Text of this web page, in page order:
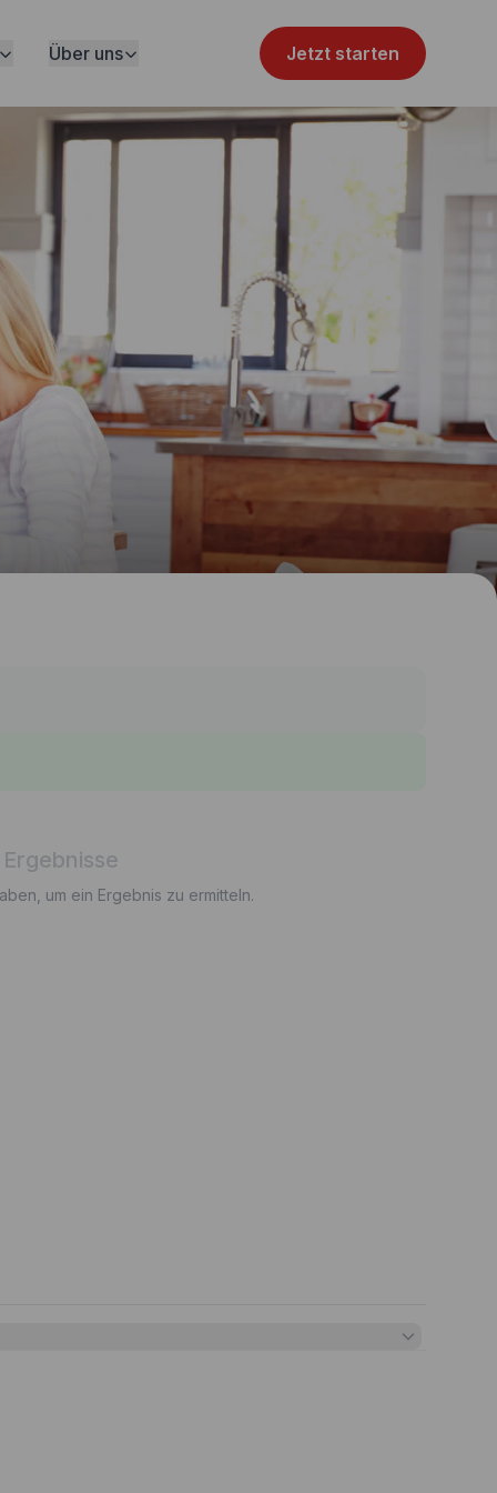
Über uns Jetzt starten
um ein Ergebnis zu ermitteln.